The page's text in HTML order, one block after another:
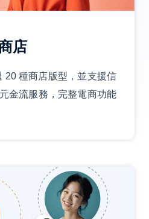
店
20 種商店版型，並支援信
金流服務，完整電商功能